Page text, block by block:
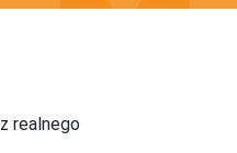
realnego